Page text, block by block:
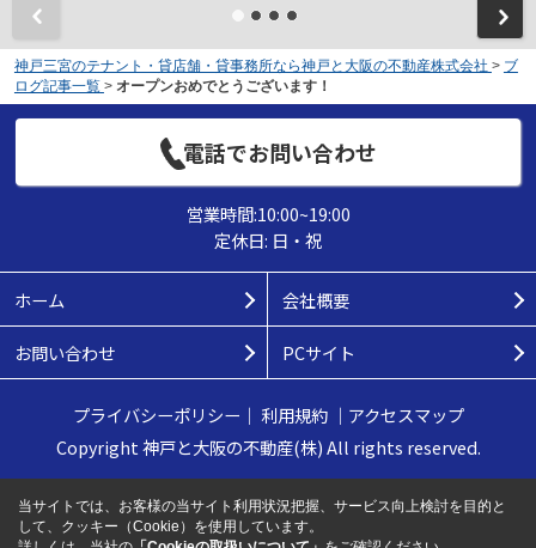
神戸三宮のテナント・貸店舗・貸事務所なら神戸と大阪の不動産株式会社 > ブ
ログ記事一覧 > オープンおめでとうございます！
電話でお問い合わせ
営業時間:10:00~19:00
定休日: 日・祝
ホーム 会社概要
お問い合わせ PCサイト
プライバシーポリシー ｜ 利用規約｜ アクセスマップ
Copyright 神戸と大阪の不動産(株) All rights reserved.
当サイトでは、お客様の当サイト利用状況把握、サービス向上検討を目的と
して、クッキー（Cookie）を使用しています。